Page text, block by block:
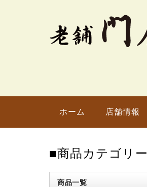
ホーム 店舗情報
■商品カテゴリー
商品一覧